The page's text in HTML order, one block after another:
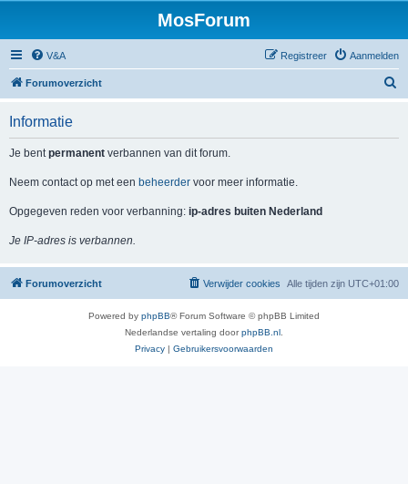
MosForum
V&A Aanmelden
Registreer
Forumoverzicht
Informatie
Je bentpermanent verbannen van dit forum.
Neem contact op met een beheerder voor meer informatie.
Opgegeven reden voor verbanning: ip-adres buiten Nederland
Je IP-adres is verbannen.
Forumoverzicht Alle tijden zijn UTC+01:00
Verwijder cookies
Powered by phpBB® Forum Software © phpBB Limited
Nederlandse vertaling doorphpBB.nl
Privacy | Gebruikersvoorwaarden